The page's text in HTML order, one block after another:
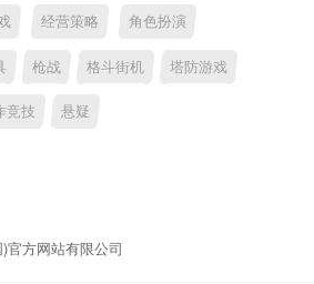
经营策略 角色扮演
枪战 格斗街机 塔防游戏
竞技 悬疑
官方网站有限公司